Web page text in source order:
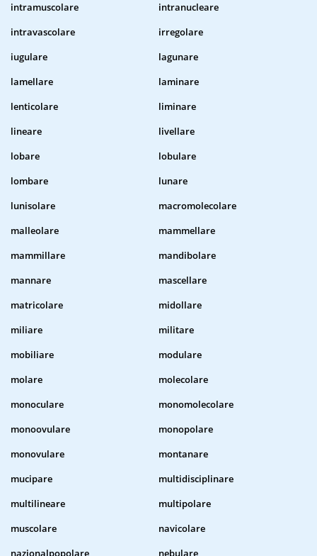
intramuscolare
intranucleare
intravascolare
irregolare
iugulare
lagunare
lamellare
laminare
lenticolare
liminare
lineare
livellare
lobare
lobulare
lombare
lunare
lunisolare
macromolecolare
malleolare
mammellare
mammillare
mandibolare
mannare
mascellare
matricolare
midollare
miliare
militare
mobiliare
modulare
molare
molecolare
monoculare
monomolecolare
monoovulare
monopolare
monovulare
montanare
mucipare
multidisciplinare
multilineare
multipolare
muscolare
navicolare
nazionalpopolare
nebulare